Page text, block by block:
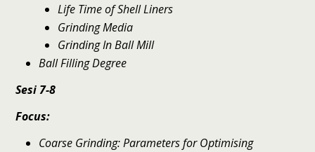
Life Time of Shell Liners
Grinding Media
Grinding In Ball Mill
Ball Filling Degree
Sesi 7-8
Focus:
Coarse Grinding: Parameters for Optimising